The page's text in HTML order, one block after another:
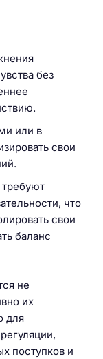
без
или в
свои
требуют
что
свои
баланс
не
их
для
поступков и